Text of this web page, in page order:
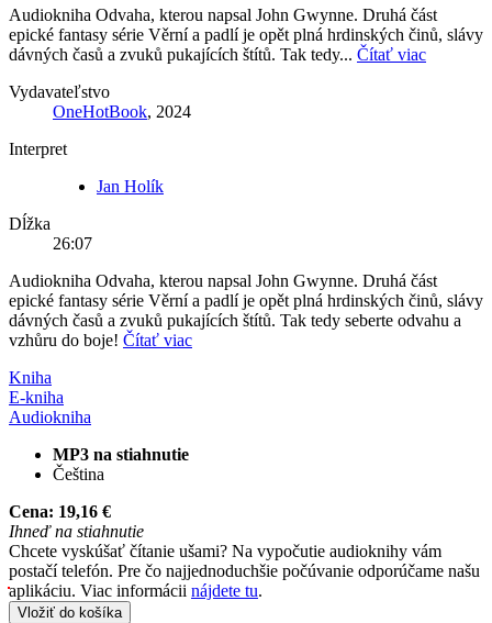
Audiokniha Odvaha, kterou napsal John Gwynne. Druhá část
epické fantasy série Věrní a padlí je opět plná hrdinských činů, slávy
dávných časů a zvuků pukajících štítů. Tak tedy... Čítať viac
Vydavateľstvo
OneHotBook, 2024
Interpret
Jan Holík
Dĺžka
26:07
Audiokniha Odvaha, kterou napsal John Gwynne. Druhá část
epické fantasy série Věrní a padlí je opět plná hrdinských činů, slávy
dávných časů a zvuků pukajících štítů. Tak tedy seberte odvahu a
vzhůru do boje! Čítať viac
Kniha
E-kniha
Audiokniha
MP3 na stiahnutie
Čeština
Cena: 19,16 €
Ihneď na stiahnutie
Chcete vyskúšať čítanie ušami? Na vypočutie audioknihy vám
postačí telefón. Pre čo najjednoduchšie počúvanie odporúčame našu
aplikáciu. Viac informácii nájdete tu.
Vložiť do košíka